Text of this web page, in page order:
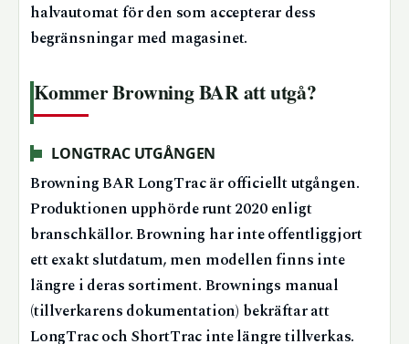
halvautomat för den som accepterar dess
begränsningar med magasinet.
Kommer Browning BAR att utgå?
LONGTRAC UTGÅNGEN
Browning BAR LongTrac är officiellt utgången.
Produktionen upphörde runt 2020 enligt
branschkällor. Browning har inte offentliggjort
ett exakt slutdatum, men modellen finns inte
längre i deras sortiment. Brownings manual
(tillverkarens dokumentation) bekräftar att
LongTrac och ShortTrac inte längre tillverkas.